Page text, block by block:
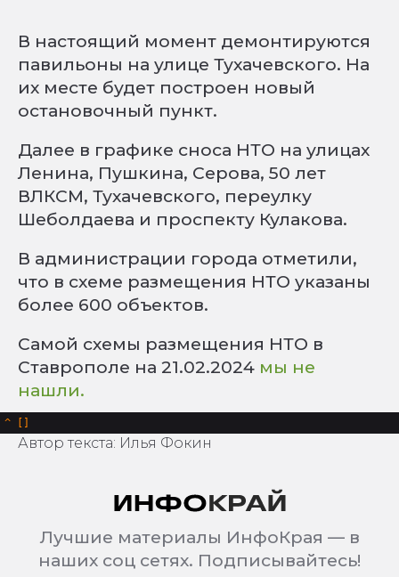
В настоящий момент демонтируются
павильоны на улице Тухачевского. На
их месте будет построен новый
остановочный пункт.
Далее в графике сноса НТО на улицах
Ленина, Пушкина, Серова, 50 лет
ВЛКСМ, Тухачевского, переулку
Шеболдаева и проспекту Кулакова.
В администрации города отметили,
что в схеме размещения НТО указаны
более 600 объектов.
Самой схемы размещения НТО в
Ставрополе на 21.02.2024 мы не
нашли.
^
Автор текста: Илья Фокин
Лучшие материалы ИнфоКрая — в
наших соц сетях. Подписывайтесь!